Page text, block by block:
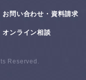
お問い合わせ・資料請求
オンライン相談
Reserved.